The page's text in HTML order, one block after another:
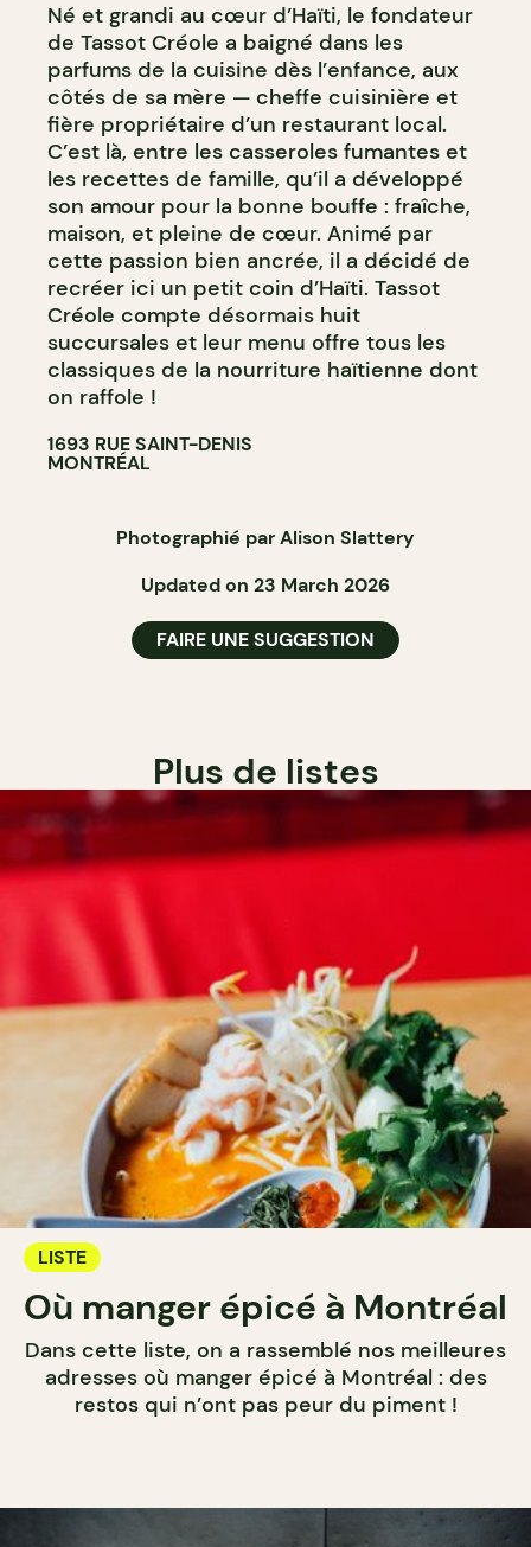
Né et grandi au cœur d’Haïti, le fondateur
de Tassot Créole a baigné dans les
parfums de la cuisine dès l’enfance, aux
côtés de sa mère — cheffe cuisinière et
fière propriétaire d’un restaurant local.
C’est là, entre les casseroles fumantes et
les recettes de famille, qu’il a développé
son amour pour la bonne bouffe : fraîche,
maison, et pleine de cœur. Animé par
cette passion bien ancrée, il a décidé de
recréer ici un petit coin d’Haïti. Tassot
Créole compte désormais huit
succursales et leur menu offre tous les
classiques de la nourriture haïtienne dont
on raffole !
1693 RUE SAINT-DENIS
MONTRÉAL
Photographié par Alison Slattery
Updated on 23 March 2026
FAIRE UNE SUGGESTION
Plus de listes
LISTE
Où manger épicé à Montréal
Dans cette liste, on a rassemblé nos meilleures
adresses où manger épicé à Montréal : des
restos qui n’ont pas peur du piment !